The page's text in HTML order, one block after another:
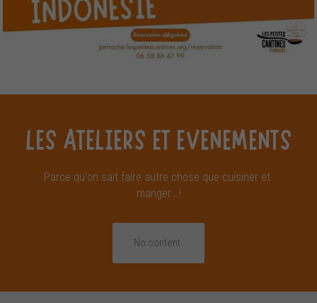
LES ATELIERS ET EVENEMENTS
Parce qu'on sait faire autre chose que cuisiner et
manger...!
No content.